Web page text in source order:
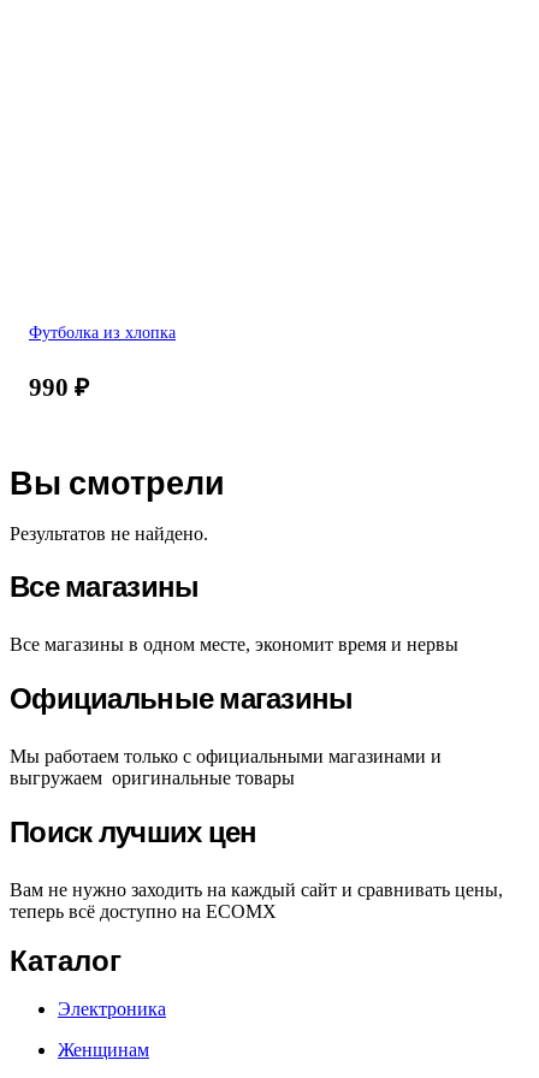
Футболка из хлопка
990 ₽
Вы смотрели
Результатов не найдено.
Все магазины
Все магазины в одном месте, экономит время и нервы
Официальные магазины
Мы работаем только с официальными магазинами и
выгружаем оригинальные товары
Поиск лучших цен
Вам не нужно заходить на каждый сайт и сравнивать цены,
теперь всё доступно на ECOMX
Каталог
Электроника
Женщинам